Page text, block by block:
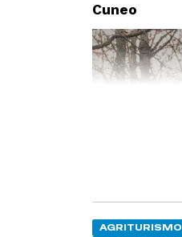
Cuneo
AGRITURISMO